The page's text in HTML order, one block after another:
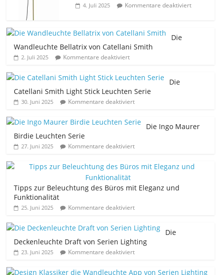
4. Juli 2025 Kommentare deaktiviert
Die
Wandleuchte Bellatrix von Catellani Smith
2. Juli 2025 Kommentare deaktiviert
Die
Catellani Smith Light Stick Leuchten Serie
30. Juni 2025 Kommentare deaktiviert
Die Ingo Maurer
Birdie Leuchten Serie
27. Juni 2025 Kommentare deaktiviert
Tipps zur Beleuchtung des Büros mit Eleganz und
Funktionalität
25. Juni 2025 Kommentare deaktiviert
Die
Deckenleuchte Draft von Serien Lighting
23. Juni 2025 Kommentare deaktiviert